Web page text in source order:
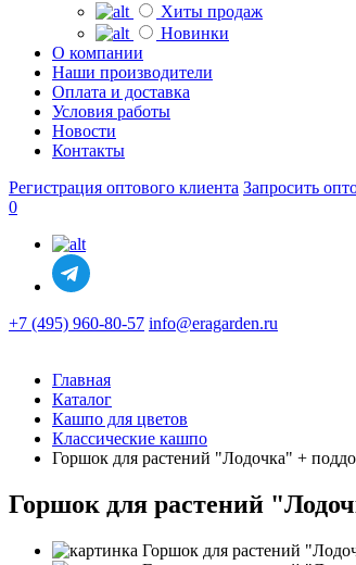
Хиты продаж
Новинки
О компании
Наши производители
Оплата и доставка
Условия работы
Новости
Контакты
Регистрация оптового клиента Запросить
0
+7 (495) 960-80-57 info@eragarden.ru
Главная
Каталог
Кашпо для цветов
Классические кашпо
Горшок для растений "Лодочка" +
Горшок для растений